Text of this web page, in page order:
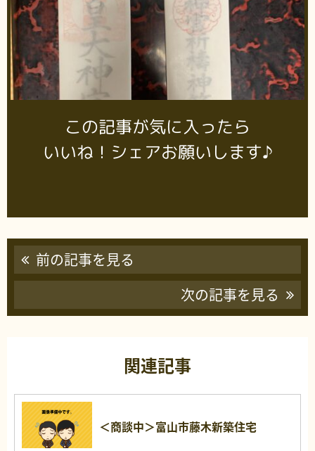
この記事が気に入ったら
いいね！シェアお願いします♪
前の記事を見る
次の記事を見る
関連記事
＜商談中＞富山市藤木新築住宅